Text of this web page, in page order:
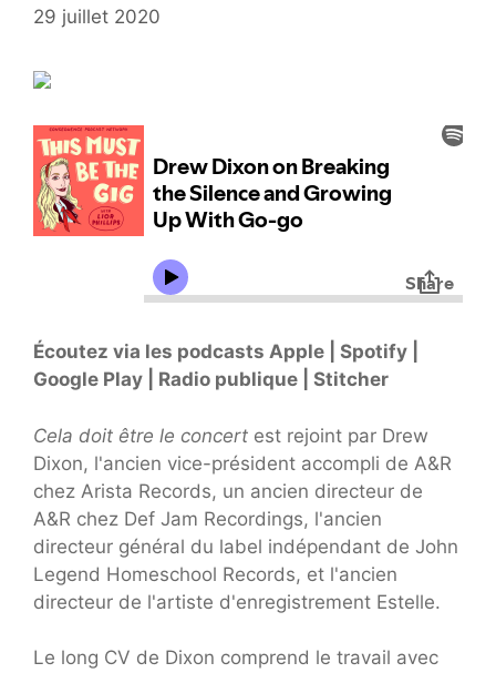
29 juillet 2020
Écoutez via les podcasts Apple | Spotify |
Google Play | Radio publique | Stitcher
Cela doit être le concert est rejoint par Drew
Dixon, l'ancien vice-président accompli de A&R
chez Arista Records, un ancien directeur de
A&R chez Def Jam Recordings, l'ancien
directeur général du label indépendant de John
Legend Homeschool Records, et l'ancien
directeur de l'artiste d'enregistrement Estelle.
Le long CV de Dixon comprend le travail avec